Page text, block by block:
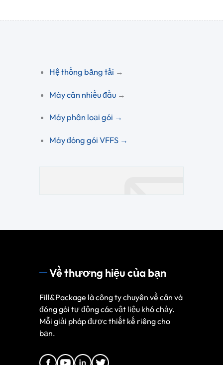
Hệ thống băng tải →
Máy cân nhiều đầu →
Máy phân loại gói →
Máy đóng gói VFFS →
Về thương hiệu của bạn
Fill&Package là công ty chuyên về cân và
đóng gói tự động các vật liệu khó chảy.
Mỗi giải pháp được thiết kế riêng cho
bạn.